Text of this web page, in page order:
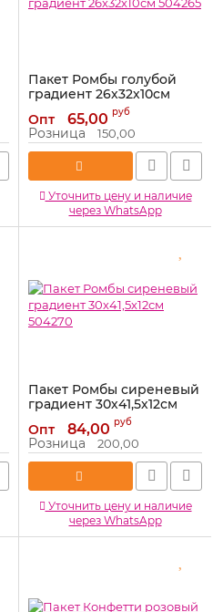
Пакет Ромбы голубой
градиент 26х32х10см
Артикул: 504265
Опт 65,00 руб
Розница 150,00
Уточнить цену и наличие
через WhatsApp
Пакет Ромбы сиреневый
градиент 30х41,5х12см
Артикул: 504270
Опт 84,00 руб
Розница 200,00
Уточнить цену и наличие
через WhatsApp